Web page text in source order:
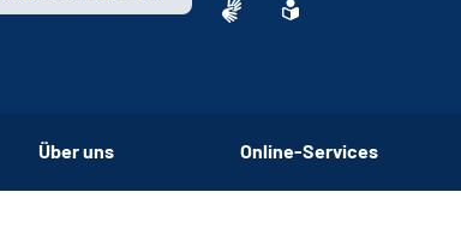
Über uns Online-Services